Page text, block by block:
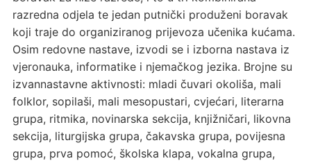
razredna odjela te jedan putnički produženi boravak
koji traje do organiziranog prijevoza učenika kućama.
Osim redovne nastave, izvodi se i izborna nastava iz
vjeronauka, informatike i njemačkog jezika. Brojne su
izvannastavne aktivnosti: mladi čuvari okoliša, mali
folklor, sopilaši, mali mesopustari, cvjećari, literarna
grupa, ritmika, novinarska sekcija, knjižničari, likovna
sekcija, liturgijska grupa, čakavska grupa, povijesna
grupa, prva pomoć, školska klapa, vokalna grupa,